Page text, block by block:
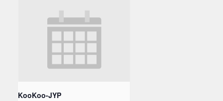
KooKoo-JYP